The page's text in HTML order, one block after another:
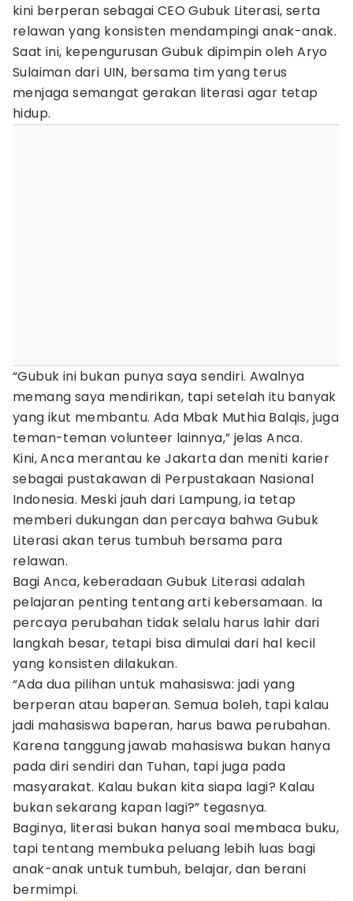
kini berperan sebagai CEO Gubuk Literasi, serta
relawan yang konsisten mendampingi anak-anak.
Saat ini, kepengurusan Gubuk dipimpin oleh Aryo
Sulaiman dari UIN, bersama tim yang terus
menjaga semangat gerakan literasi agar tetap
hidup.
“Gubuk ini bukan punya saya sendiri. Awalnya
memang saya mendirikan, tapi setelah itu banyak
yang ikut membantu. Ada Mbak Muthia Balqis, juga
teman-teman volunteer lainnya,” jelas Anca.
Kini, Anca merantau ke Jakarta dan meniti karier
sebagai pustakawan di Perpustakaan Nasional
Indonesia. Meski jauh dari Lampung, ia tetap
memberi dukungan dan percaya bahwa Gubuk
Literasi akan terus tumbuh bersama para
relawan.
Bagi Anca, keberadaan Gubuk Literasi adalah
pelajaran penting tentang arti kebersamaan. Ia
percaya perubahan tidak selalu harus lahir dari
langkah besar, tetapi bisa dimulai dari hal kecil
yang konsisten dilakukan.
“Ada dua pilihan untuk mahasiswa: jadi yang
berperan atau baperan. Semua boleh, tapi kalau
jadi mahasiswa baperan, harus bawa perubahan.
Karena tanggung jawab mahasiswa bukan hanya
pada diri sendiri dan Tuhan, tapi juga pada
masyarakat. Kalau bukan kita siapa lagi? Kalau
bukan sekarang kapan lagi?” tegasnya.
Baginya, literasi bukan hanya soal membaca buku,
tapi tentang membuka peluang lebih luas bagi
anak-anak untuk tumbuh, belajar, dan berani
bermimpi.